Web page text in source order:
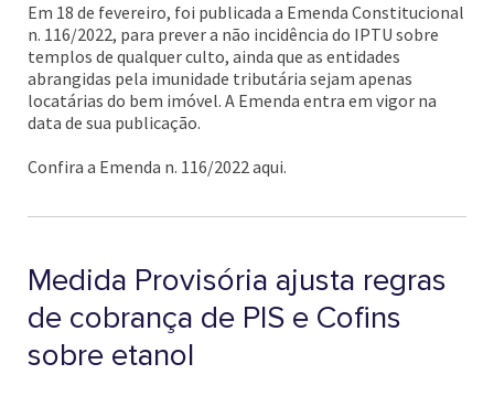
Em 18 de fevereiro, foi publicada a Emenda Constitucional
n. 116/2022, para prever a não incidência do IPTU sobre
templos de qualquer culto, ainda que as entidades
abrangidas pela imunidade tributária sejam apenas
locatárias do bem imóvel. A Emenda entra em vigor na
data de sua publicação.
Confira a Emenda n. 116/2022 aqui.
Medida Provisória ajusta regras
de cobrança de PIS e Cofins
sobre etanol